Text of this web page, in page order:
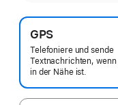
GPS
Telefoniere und sende
Textnachrichten, wenn
in der Nähe ist.